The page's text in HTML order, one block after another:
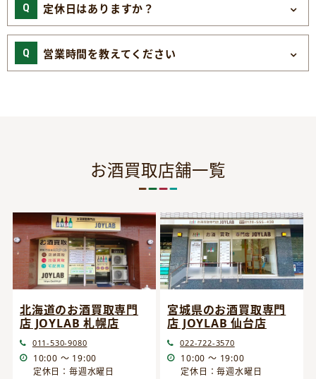
定休日はありますか？
営業時間を教えてください
お酒買取店舗一覧
北海道のお酒買取専門
店 JOYLAB 札幌店
011-530-9080
10:00 ～ 19:00
定休日：毎週水曜日
宮城県のお酒買取専門
店 JOYLAB 仙台店
022-722-3570
10:00 ～ 19:00
定休日：毎週水曜日